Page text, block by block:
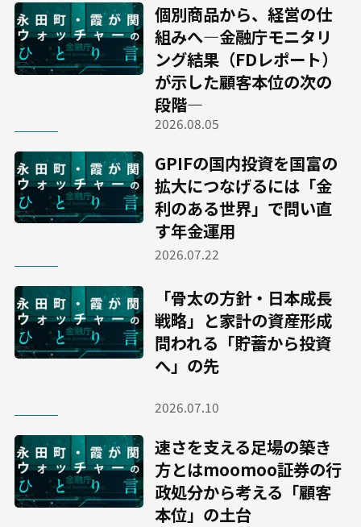
個別商品から、経営の仕
組みへ―金融庁モニタリ
ング結果（FDレポート）
が示した顧客本位の次の
段階―
2026.08.05
GPIFの国内投資を国富の
拡大につなげるには――「金
利のある世界」で問い直
す年金運用
2026.07.22
「骨太の方針・日本成長
戦略」と家計の資産形成――
問われる「貯蓄から投資
へ」の先
2026.07.10
速さを支える足場の築き
方とは――moomoo証券の行
政処分から考える「顧客
本位」の土台